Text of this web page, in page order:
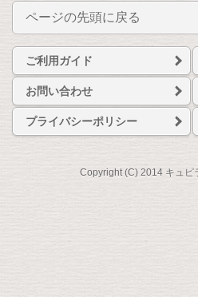
ページの先頭に戻る
ご利用ガイド
お問い合わせ
プライバシーポリシー
Copyright (C) 2014 キュピ